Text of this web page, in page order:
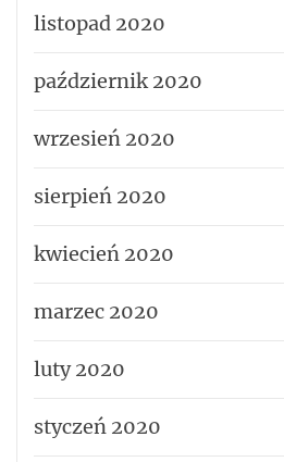
listopad 2020
październik 2020
wrzesień 2020
sierpień 2020
kwiecień 2020
marzec 2020
luty 2020
styczeń 2020